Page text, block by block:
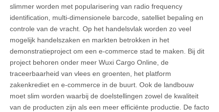
slimmer worden met popularisering van radio frequency
identification, multi-dimensionele barcode, satelliet bepaling en
controle van de vracht. Op het handelsvlak worden zo veel
mogelijk handelszaken en markten betrokken in het
demonstratieproject om een e-commerce stad te maken. Bij dit
project behoren onder meer Wuxi Cargo Online, de
traceerbaarheid van vlees en groenten, het platform
zakenkrediet en e-commerce in de buurt. Ook de landbouw
moet slim worden waarbij de doelstellingen zowel de kwaliteit
van de producten zijn als een meer efficiënte productie. De facto